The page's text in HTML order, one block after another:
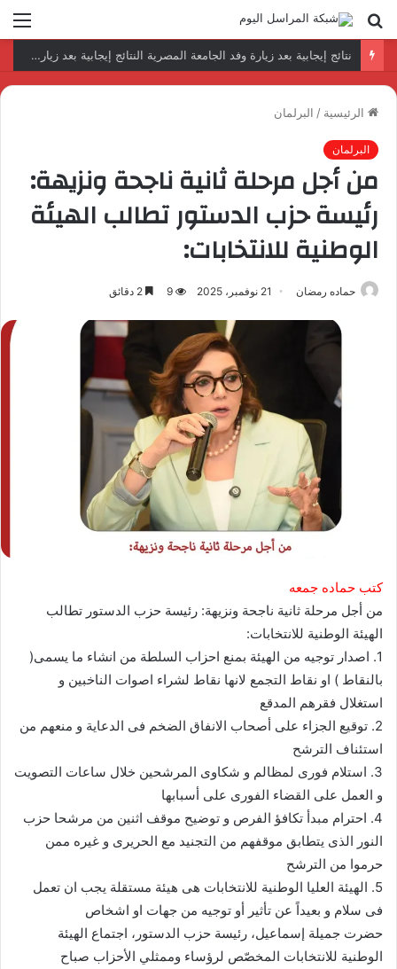
بحث
عن
رئيس المكتب التنفيذي للمجلس العربي للاختصاصات الصحية يبحث مع الأمين العام لجامعة الدول العربية تعزيز التعاون لتطوير النظم الصحية العربية
الرئيسية / البرلمان
البرلمان
من أجل مرحلة ثانية ناجحة ونزيهة:
رئيسة حزب الدستور تطالب الهيئة
الوطنية للانتخابات:
حماده رمضان 21 نوفمبر، 2025 9
كتب حماده جمعه
من أجل مرحلة ثانية ناجحة ونزيهة: رئيسة حزب الدستور تطالب
الهيئة الوطنية للانتخابات:
1. اصدار توجيه من الهيئة بمنع احزاب السلطة من انشاء ما يسمى(
بالنقاط ) او نقاط التجمع لانها نقاط لشراء اصوات الناخبين و
استغلال فقرهم المدقع
2. توقيع الجزاء على أصحاب الانفاق الضخم فى الدعاية و منعهم من
استئناف الترشح
3. استلام فورى لمظالم و شكاوى المرشحين خلال ساعات التصويت
و العمل على القضاء الفورى على أسبابها
4. احترام مبدأ تكافؤ الفرص و توضيح موقف اثنين من مرشحا حزب
النور الذى يتطابق موقفهم من التجنيد مع الحريرى و غيره ممن
حرموا من الترشح
5. الهيئة العليا الوطنية للانتخابات هى هيئة مستقلة يجب ان تعمل
فى سلام و بعيداً عن تأثير أو توجيه من جهات او اشخاص
حضرت جميلة إسماعيل، رئيسة حزب الدستور، اجتماع الهيئة
الوطنية للانتخابات المخصّص لرؤساء وممثلي الأحزاب صباح